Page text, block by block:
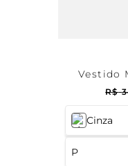
Cinza
P
Vestido
R$